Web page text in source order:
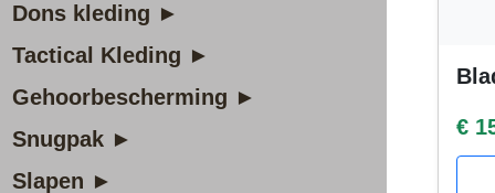
Dons kleding ►
Tactical Kleding ►
Gehoorbescherming ►
Snugpak ►
Slapen ►
€